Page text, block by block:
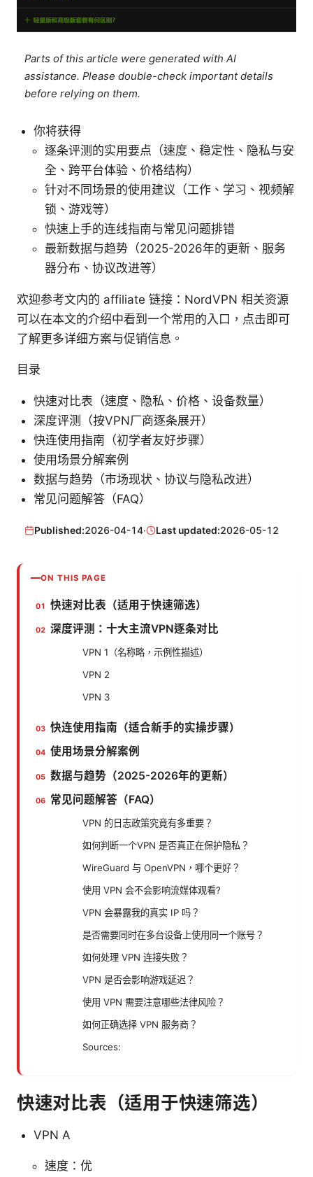
Parts of this article were generated with AI
assistance. Please double-check important details
before relying on them.
你将获得
逐条评测的实用要点（速度、稳定性、隐私与安
全、跨平台体验、价格结构）
针对不同场景的使用建议（工作、学习、视频解
锁、游戏等）
快速上手的连线指南与常见问题排错
最新数据与趋势（2025-2026年的更新、服务
器分布、协议改进等）
欢迎参考文内的 affiliate 链接：NordVPN 相关资源
可以在本文的介绍中看到一个常用的入口，点击即可
了解更多详细方案与促销信息。
目录
快速对比表（速度、隐私、价格、设备数量）
深度评测（按VPN厂商逐条展开）
快连使用指南（初学者友好步骤）
使用场景分解案例
数据与趋势（市场现状、协议与隐私改进）
常见问题解答（FAQ）
Published:2026-04-14· Last updated:2026-05-12
ON THIS PAGE
快速对比表（适用于快速筛选）
深度评测：十大主流VPN逐条对比
VPN 1（名称略，示例性描述）
VPN 2
VPN 3
快连使用指南（适合新手的实操步骤）
使用场景分解案例
数据与趋势（2025-2026年的更新）
常见问题解答（FAQ）
VPN 的日志政策究竟有多重要？
如何判断一个VPN 是否真正在保护隐私？
WireGuard 与 OpenVPN，哪个更好？
使用 VPN 会不会影响流媒体观看?
VPN 会暴露我的真实 IP 吗？
是否需要同时在多台设备上使用同一个账号？
如何处理 VPN 连接失败？
VPN 是否会影响游戏延迟？
使用 VPN 需要注意哪些法律风险？
如何正确选择 VPN 服务商？
Sources:
快速对比表（适用于快速筛选）
VPN A
速度：优